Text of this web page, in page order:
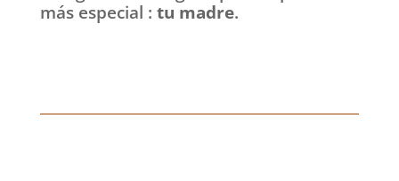
más especial : tu madre.